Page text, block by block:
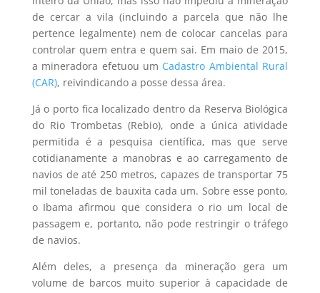
de cercar a vila (incluindo a parcela que não lhe
pertence legalmente) nem de colocar cancelas para
controlar quem entra e quem sai. Em maio de 2015,
a mineradora efetuou um Cadastro Ambiental Rural
(CAR), reivindicando a posse dessa área.
Já o porto fica localizado dentro da Reserva Biológica
do Rio Trombetas (Rebio), onde a única atividade
permitida é a pesquisa científica, mas que serve
cotidianamente a manobras e ao carregamento de
navios de até 250 metros, capazes de transportar 75
mil toneladas de bauxita cada um. Sobre esse ponto,
o Ibama afirmou que considera o rio um local de
passagem e, portanto, não pode restringir o tráfego
de navios.
Além deles, a presença da mineração gera um
volume de barcos muito superior à capacidade de